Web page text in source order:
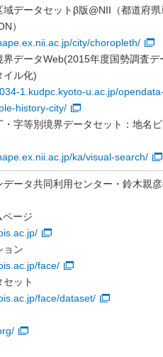
域データセットβ版@NII（都道府
）
city/choropleth/
界データWeb(2015年度国勢調査デ
イル化)
1.kudpc.kyoto-u.ac.jp/
history-city/
・字等別境界データセット：地名
ka/visual-search/
データ共同利用センター・鈴木親
ページ
ョン
face/
セット
face/dataset/